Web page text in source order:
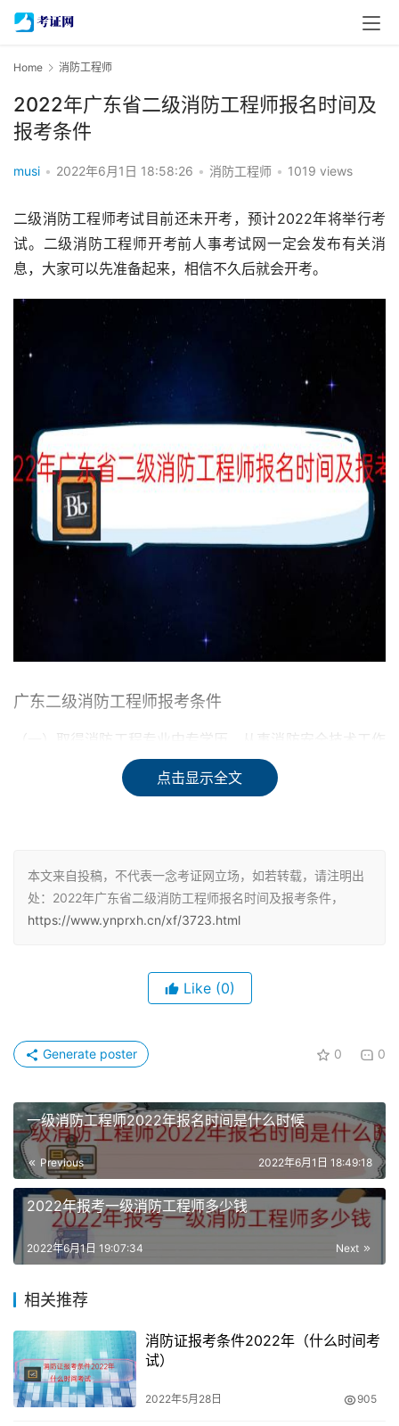
Home 消防工程师
2022年广东省二级消防工程师报名时间及
报考条件
musi • 2022年6月1日 18:58:26 • 消防工程师 • 1019 views
二级消防工程师考试目前还未开考，预计2022年将举行考
试。二级消防工程师开考前人事考试网一定会发布有关消
息，大家可以先准备起来，相信不久后就会开考。
广东二级消防工程师报考条件
（一）取得消防工程专业中专学历，从事消防安全技术工作
满3年；或者取得消防工程相关专业中专学历，从事消防安
全技术工作满4年。
事消防安全技术工作满3年。
（三）取得消防工程专业大学本科学历或者学位，从事消防
学历或者学位，从事消防安全技术工作满2年。
安全技术工作年限相应增加1年。
一级注册消防工程师开考已经五年了，在整个政策不断完善
的大背景下，为什么突然开放了二级注册消防工程师的考试
通知？
简单来说就是因为一级注册消防工程师的数量不够，无法满
足现阶段的消防执法检查的需求，而二级注册消防工程师可
工程师的空缺，所以刚开考的几年难度肯定不会设置得很
高，大家可以抓住这个好时期。
另外要提醒大家的是，二级消防工程师虽说开考是板上钉钉
点击显示全文
本文来自投稿，不代表一念考证网立场，如若转载，请注明出
处：2022年广东省二级消防工程师报名时间及报考条件，
https://www.ynprxh.cn/xf/3723.html
Like (0)
0 0
Generate poster
一级消防工程师2022年报名时间是什么时候
Previous 2022年6月1日 18:49:18
2022年报考一级消防工程师多少钱
Next
2022年6月1日 19:07:34
相关推荐
消防证报考条件2022年（什么时间考
试）
2022年5月28日 905